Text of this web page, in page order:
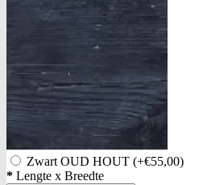
Zwart OUD HOUT (+€55,00)
* Lengte x Breedte